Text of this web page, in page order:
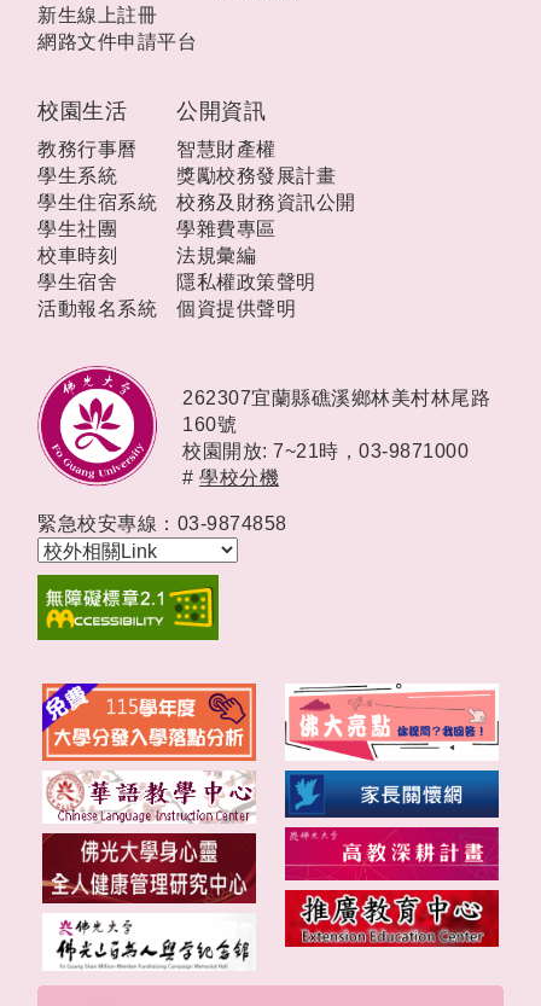
校園生活
教務行事曆
學生系統
學生住宿系統
學生社團
校車時刻
學生宿舍
活動報名系統
公開資訊
智慧財產權
獎勵校務發展計畫
校務及財務資訊公開
學雜費專區
法規彙編
隱私權政策聲明
個資提供聲明
新生線上註冊
網路文件申請平台
262307宜蘭縣礁溪鄉林美村林尾路
160號
校園開放: 7~21時， 03-9871000
# 學校分機
緊急校安專線：03-9874858